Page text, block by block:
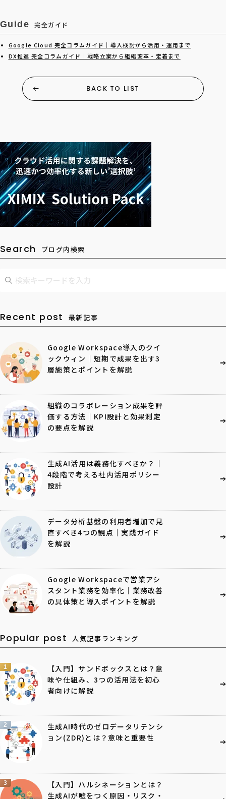
Guide 完全ガイド
Google Cloud 完全コラムガイド｜導入検討から活用・運用まで
DX推進 完全コラムガイド｜戦略立案から組織変革・定着まで
BACK TO LIST
Search ブログ内検索
Recent post 最新記事
Google Workspace導入のクイ
ックウィン｜短期で成果を出す3
層施策とポイントを解説
組織のコラボレーション成果を評
価する方法｜KPI設計と効果測定
の要点を解説
生成AI活用は義務化すべきか？｜
4段階で考える社内活用ポリシー
設計
データ分析基盤の利用者増加で見
直すべき4つの観点｜実践ガイド
を解説
Google Workspaceで営業アシ
スタント業務を効率化｜業務改善
の具体策と導入ポイントを解説
Popular post 人気記事ランキング
1
【入門】サンドボックスとは？意
味や仕組み、3つの活用法を初心
者向けに解説
2
生成AI時代のゼロデータリテンシ
ョン(ZDR)とは？意味と重要性
3
【入門】ハルシネーションとは？
生成AIが嘘をつく原因・リスク・